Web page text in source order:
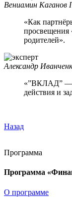
Вениамин Каганов
«Как
просвещения
родителей».
Александр
«”ВКЛАД” —
действия и
Назад
Программа
Программа
О программе